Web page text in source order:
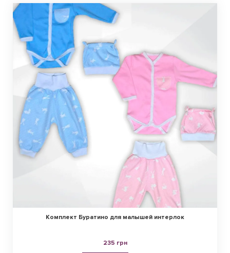
Комплект Буратино для малышей интерлок
235 грн